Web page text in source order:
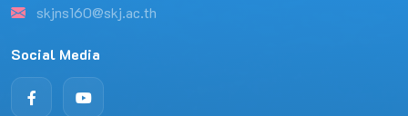
skjns160@skj.ac.th
Social Media